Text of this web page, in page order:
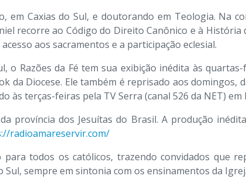
em Caxias do Sul, e doutorando em Teologia. Na
recorre ao Código do Direito Canônico e à História
aos sacramentos e a participação eclesial.
o Razões da Fé tem sua exibição inédita às
da Diocese. Ele também é reprisado aos domingos,
às terças-feiras pela TV Serra (canal 526 da NET)
província dos Jesuítas do Brasil. A produção
radioamareservir.com/
todos os católicos, trazendo convidados que
sempre em sintonia com os ensinamentos da